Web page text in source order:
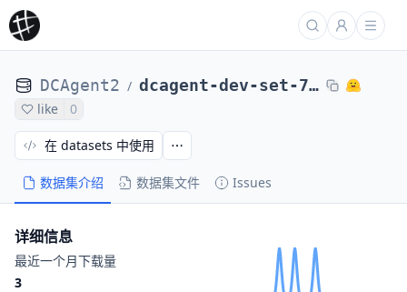
DCAgent2 / dcagent-dev-set-71-tasks-dcagent-freelancer-askllm-filtered-sandboxes-traces-t-24357390
like 0
数据集介绍 数据集文件 Issues
在 datasets 中使用
详细信息
最近一个月下载量
3